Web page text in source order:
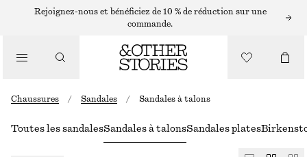
Rejoignez-nous et bénéficiez de 10 % de réduction sur une
commande.
Chaussures / Sandales / Sandales à talons
Toutes les sandalesSandales à talonsSandales plates